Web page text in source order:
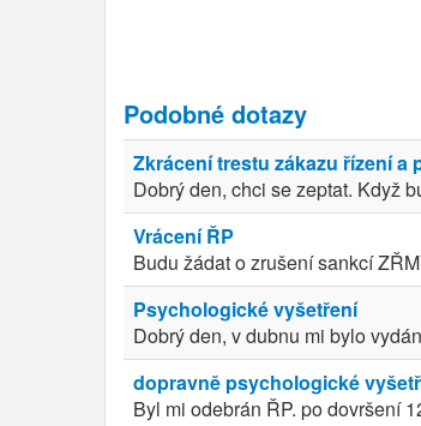
Podobné dotazy
Zkrácení trestu zákazu řízení a
Dobrý den, chci se zeptat. Když
Vrácení ŘP
Budu žádat o zrušení sankcí
Psychologické vyšetření
Dobrý den, v dubnu mi bylo
dopravně psychologické
Byl mi odebrán ŘP. po dovršení